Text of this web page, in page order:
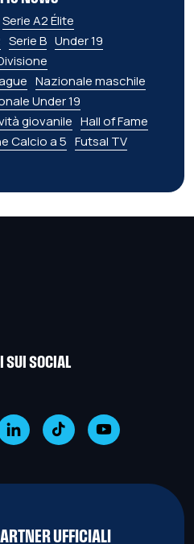
Serie A2 Élite
Serie B Under 19
Nazionale maschile
Under 19
giovanile Hall of Fame
Calcio a 5 Futsal TV
SUI SOCIAL
UFFICIALI